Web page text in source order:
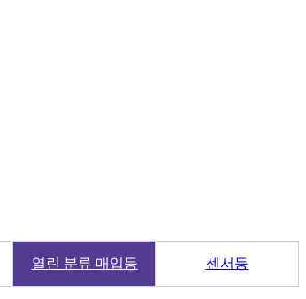
열린 분류 매입등 센서등